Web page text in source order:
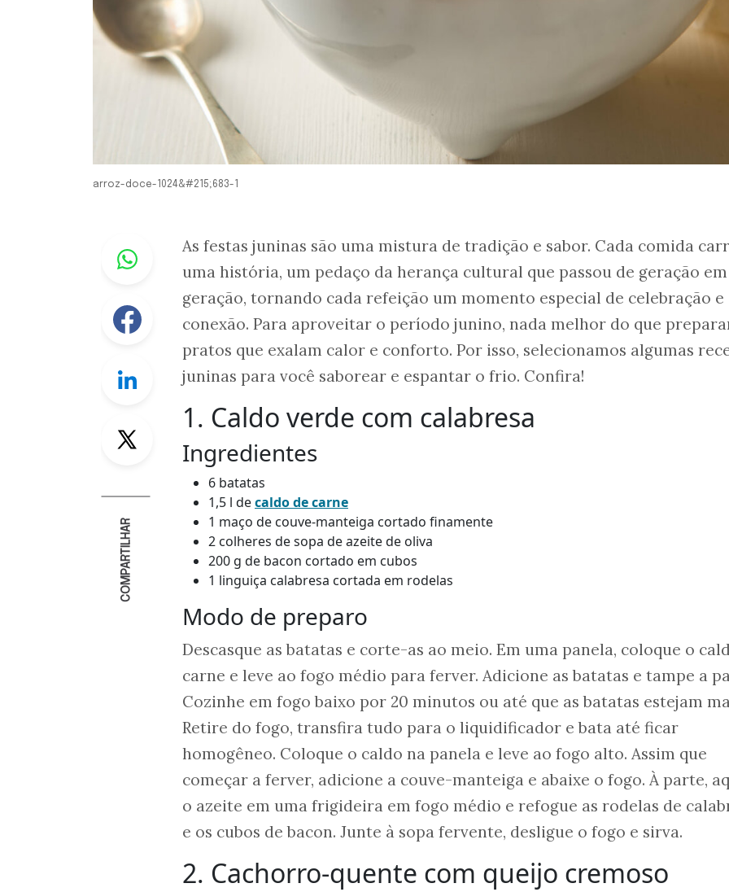
arroz-doce-1024&#215;683-1
Whastapp
Facebook
Linkedin
Twitter
COMPARTILHAR
As festas juninas são uma mistura de tradição e sabor. Cada comida
uma história, um pedaço da herança cultural que passou de geração em
geração, tornando cada refeição um momento especial de celebração e
conexão. Para aproveitar o período junino, nada melhor do que
pratos que exalam calor e conforto. Por isso, selecionamos algumas
juninas para você saborear e espantar o frio. Confira!
1. Caldo verde com calabresa
Ingredientes
6 batatas
1,5 l decaldo de carne
1 maço de couve-manteiga cortado finamente
2 colheres de sopa de azeite de oliva
200 g de bacon cortado em cubos
1 linguiça calabresa cortada em rodelas
Modo de preparo
Descasque as batatas e corte-as ao meio. Em uma panela, coloque o
carne e leve ao fogo médio para ferver. Adicione as batatas e tampe a
Cozinhe em fogo baixo por 20 minutos ou até que as batatas estejam
Retire do fogo, transfira tudo para o liquidificador e bata até ficar
homogêneo. Coloque o caldo na panela e leve ao fogo alto. Assim que
começar a ferver, adicione a couve-manteiga e abaixe o fogo. À parte,
o azeite em uma frigideira em fogo médio e refogue as rodelas de
e os cubos de bacon. Junte à sopa fervente, desligue o fogo e sirva.
2. Cachorro-quente com queijo cremoso